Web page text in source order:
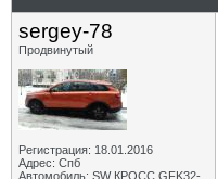
sergey-78
Продвинутый
Регистрация: 18.01.2016
Адрес: Спб
Автомобиль: SW КРОСС GFK32-